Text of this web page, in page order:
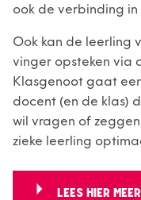
ook de verbinding
Ook kan de leerling
vinger opsteken via
Klasgenoot gaat
docent (en de klas)
wil vragen of
zieke leerling
LEES HIER